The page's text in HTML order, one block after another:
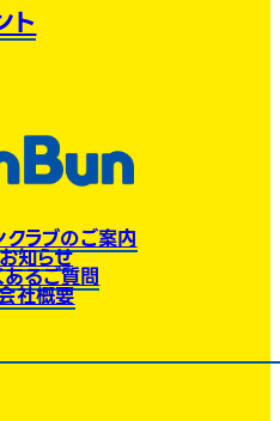
ト
クラブのご案内
知らせ
あるご質問
社概要